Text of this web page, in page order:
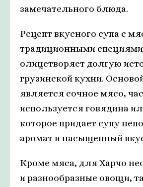
замечательного блюда.
Рецепт вкусного супа с
традиционными специями
олицетворяет долгую
грузинской кухни.
является сочное мясо,
используется говядина
которое придает супу
аромат и насыщенный
Кроме мяса, для Харчо
и разнообразные овощи,